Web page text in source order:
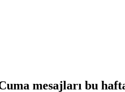
mesajları bu